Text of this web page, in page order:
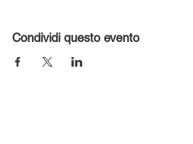
Condividi questo evento